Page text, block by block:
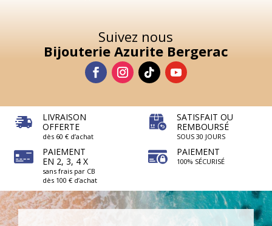
Suivez nous
Bijouterie Azurite Bergerac
LIVRAISON
OFFERTE
dès 60 € d’achat
PAIEMENT
EN 2, 3, 4 X
sans frais par CB
dès 100 € d’achat
SATISFAIT OU
REMBOURSÉ
SOUS 30 JOURS
PAIEMENT
100% SÉCURISÉ